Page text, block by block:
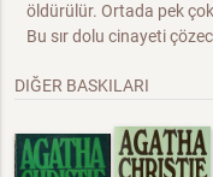
öldürülür. Ortada pek çok
Bu sır dolu cinayeti
DIĞER BASKILARI